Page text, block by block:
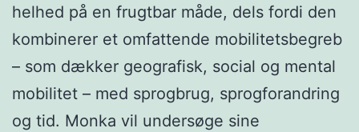
helhed på en frugtbar måde, dels fordi den
kombinerer et omfattende mobilitetsbegreb
– som dækker geografisk, social og mental
mobilitet – med sprogbrug, sprogforandring
og tid. Monka vil undersøge sine